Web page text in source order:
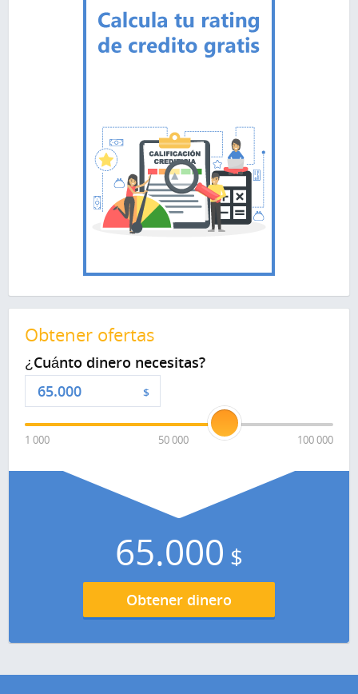
Obtener ofertas
¿Cuánto dinero necesitas?
$
1 000 50 000 100 000
65.000 $
Obtener dinero